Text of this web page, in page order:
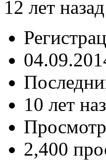
12 лет назад
10 лет
2,400